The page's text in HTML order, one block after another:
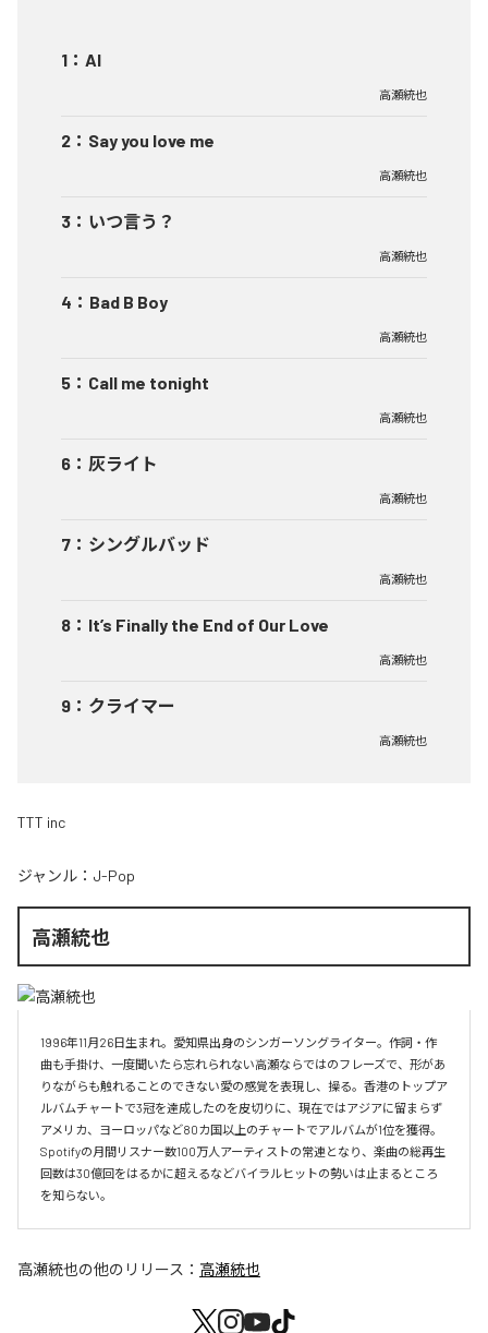
1 ： AI
高瀬統也
2 ： Say you love me
高瀬統也
3 ： いつ言う？
高瀬統也
4 ： Bad B Boy
高瀬統也
5 ： Call me tonight
高瀬統也
6 ： 灰ライト
高瀬統也
7 ： シングルバッド
高瀬統也
8 ： It’s Finally the End of Our Love
高瀬統也
9 ： クライマー
高瀬統也
TTT inc
ジャンル： J-Pop
高瀬統也
1996年11月26日生まれ。愛知県出身のシンガーソングライター。作詞・作
曲も手掛け、一度聞いたら忘れられない高瀬ならではのフレーズで、形があ
りながらも触れることのできない愛の感覚を表現し、操る。香港のトップア
ルバムチャートで3冠を達成したのを皮切りに、現在ではアジアに留まらず
アメリカ、ヨーロッパなど80カ国以上のチャートでアルバムが1位を獲得。
Spotifyの月間リスナー数100万人アーティストの常連となり、楽曲の総再生
回数は30億回をはるかに超えるなどバイラルヒットの勢いは止まるところ
を知らない。
高瀬統也の他のリリース： 高瀬統也